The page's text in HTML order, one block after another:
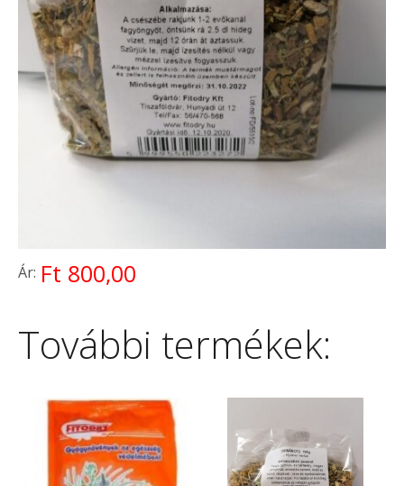
Ár: Ft 800,00
További termékek: